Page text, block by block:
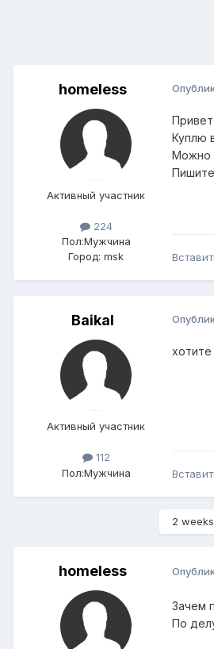
homeless
Активный участник
224
Пол:Мужчина
Город: msk
Куплю
Можно
Baikal
Активный участник
112
Пол:Мужчина
2
homeless
Зачем
По